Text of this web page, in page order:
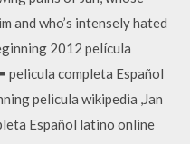
and who’s intensely hated
2012 película
completa Español
pelicula wikipedia ,Jan
Español latino online